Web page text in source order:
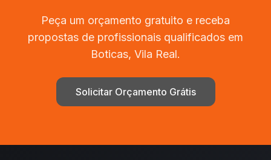
Peça um orçamento gratuito e receba
propostas de profissionais qualificados em
Boticas, Vila Real.
Solicitar Orçamento Grátis